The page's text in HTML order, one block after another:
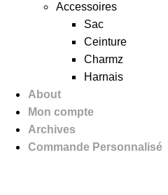
Accessoires
Sac
Ceinture
Charmz
Harnais
About
Mon compte
Archives
Commande Personnalisé